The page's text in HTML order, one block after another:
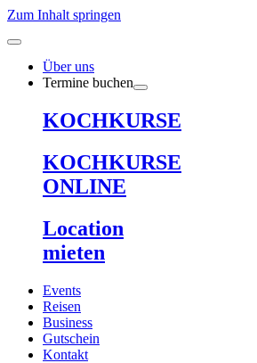
Zum Inhalt springen
Über uns
Termine buchen
KOCHKURSE
KOCHKURSE
ONLINE
Location
mieten
Events
Reisen
Business
Gutschein
Kontakt